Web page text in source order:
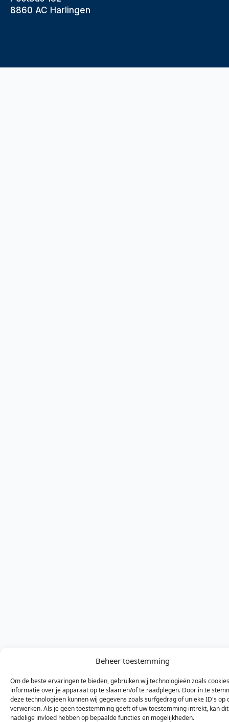
Beheer toestemming
Om de beste ervaringen te bieden, gebruiken wij technologieën zoals
informatie over je apparaat op te slaan en/of te raadplegen. Door in te
deze technologieën kunnen wij gegevens zoals surfgedrag of unieke ID's op
verwerken. Als je geen toestemming geeft of uw toestemming intrekt, kan
nadelige invloed hebben op bepaalde functies en mogelijkheden.
8860 AC Harlingen